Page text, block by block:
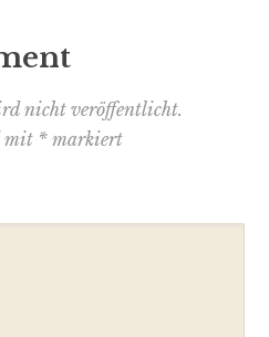
nicht veröffentlicht.
mit *markiert